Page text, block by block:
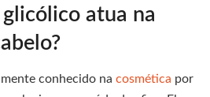
atua na
conhecido na cosmética por